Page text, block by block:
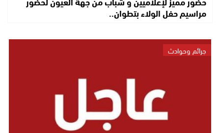
مراسيم حفل الولاء بتطوان..
جرائم وحوادث